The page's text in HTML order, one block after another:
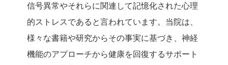
信号異常やそれらに関連して記憶化された心理
的ストレスであると言われています。当院は、
様々な書籍や研究からその事実に基づき、神経
機能のアプローチから健康を回復するサポート